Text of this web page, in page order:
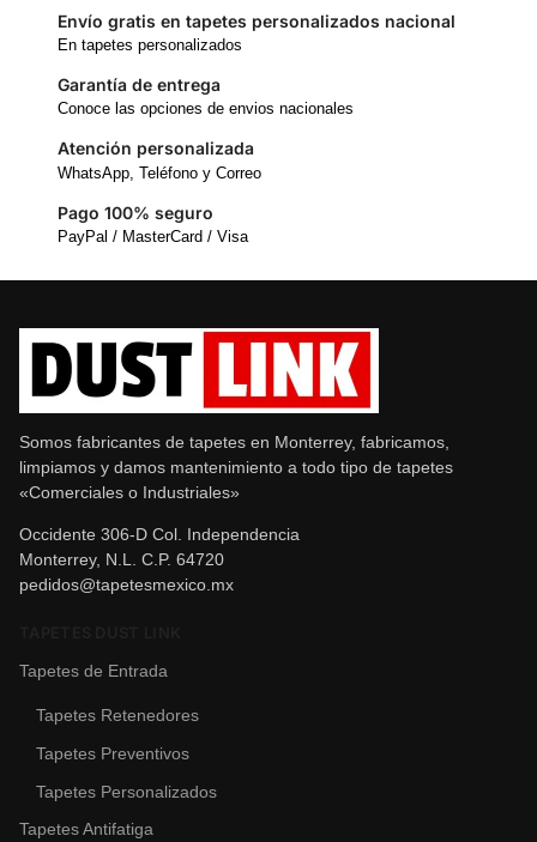
Envío gratis en tapetes personalizados nacional
En tapetes personalizados
Garantía de entrega
Conoce las opciones de envios nacionales
Atención personalizada
WhatsApp, Teléfono y Correo
Pago 100% seguro
PayPal / MasterCard / Visa
Somos fabricantes de tapetes en Monterrey, fabricamos,
limpiamos y damos mantenimiento a todo tipo de tapetes
«Comerciales o Industriales»
Occidente 306-D Col. Independencia
Monterrey, N.L. C.P. 64720
pedidos@tapetesmexico.mx
Tapetes de Entrada
Tapetes Retenedores
Tapetes Preventivos
Tapetes Personalizados
Tapetes Antifatiga